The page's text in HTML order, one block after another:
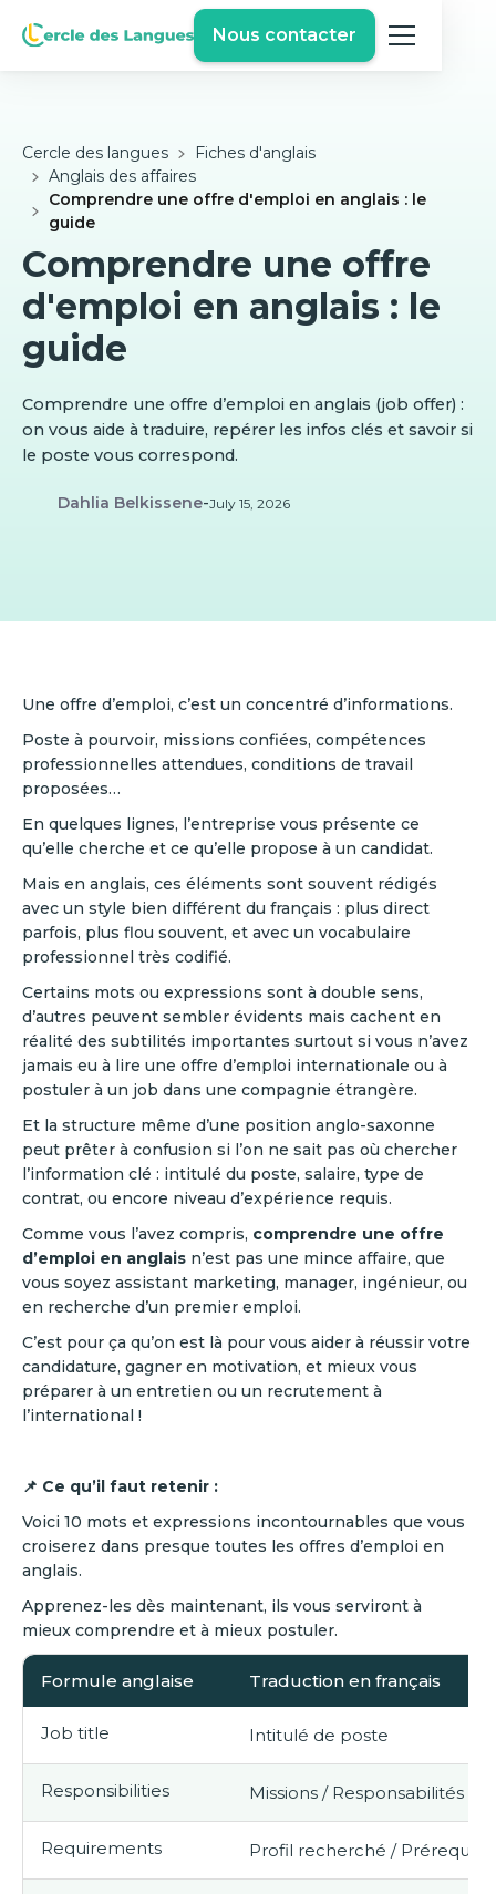
Nous contacter
Cercle des langues
Fiches d'anglais
Anglais des affaires
Comprendre une offre d'emploi en anglais : le
guide
Comprendre une offre
d'emploi en anglais : le
guide
Comprendre une offre d’emploi en anglais (job offer) :
on vous aide à traduire, repérer les infos clés et savoir si
le poste vous correspond.
Dahlia Belkissene-July 15, 2026
Une offre d’emploi, c’est un concentré d’informations.
Poste à pourvoir, missions confiées, compétences
professionnelles attendues, conditions de travail
proposées…
En quelques lignes, l’entreprise vous présente ce
qu’elle cherche et ce qu’elle propose à un candidat.
Mais en anglais, ces éléments sont souvent rédigés
avec un style bien différent du français : plus direct
parfois, plus flou souvent, et avec un vocabulaire
professionnel très codifié.
Certains mots ou expressions sont à double sens,
d’autres peuvent sembler évidents mais cachent en
réalité des subtilités importantes surtout si vous n’avez
jamais eu à lire une offre d’emploi internationale ou à
postuler à un job dans une compagnie étrangère.
Et la structure même d’une position anglo-saxonne
peut prêter à confusion si l’on ne sait pas où chercher
l’information clé : intitulé du poste, salaire, type de
contrat, ou encore niveau d’expérience requis.
Comme vous l’avez compris, comprendre une offre
d’emploi en anglais n’est pas une mince affaire, que
vous soyez assistant marketing, manager, ingénieur, ou
en recherche d’un premier emploi.
C’est pour ça qu’on est là pour vous aider à réussir votre
candidature, gagner en motivation, et mieux vous
préparer à un entretien ou un recrutement à
l’international !
📌 Ce qu’il faut retenir :
Voici 10 mots et expressions incontournables que vous
croiserez dans presque toutes les offres d’emploi en
anglais.
Apprenez-les dès maintenant, ils vous serviront à
mieux comprendre et à mieux postuler.
Formule anglaise Traduction en français
Job title Intitulé de poste
Responsibilities Missions / Responsabilités
Requirements Profil recherché / Prérequis